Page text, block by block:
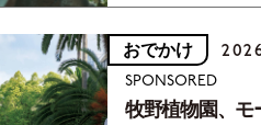
おでかけ
SPONSORED
牧野植物園、モ